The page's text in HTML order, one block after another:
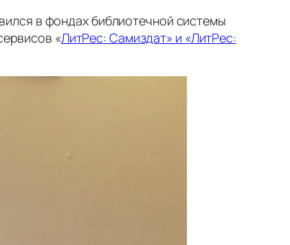
в фондах библиотечной системы
«ЛитРес: Самиздат» и «ЛитРес: